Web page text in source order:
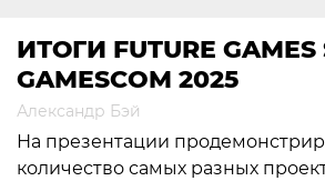
ИТОГИ FUTURE
GAMESCOM 2025
Александр Бэй
На презентации
количество самых разных